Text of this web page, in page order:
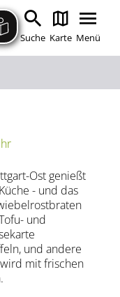
springen
springen
springen
Suche Karte Menü
Trinken
Highlights
Ost genießt
- und das
und
und andere
mit frischen